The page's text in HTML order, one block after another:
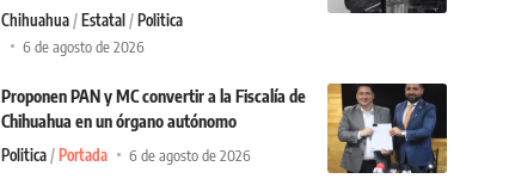
Chihuahua Estatal
Politica
6 de agosto de 2026
Proponen PAN y MC convertir a la Fiscalía de
Chihuahua en un órgano autónomo
Politica Portada 6 de agosto de 2026